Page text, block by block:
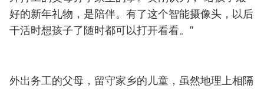
好的新年礼物，是陪伴。有了这个智能摄像头，以后
干活时想孩子了随时都可以打开看看。”
外出务工的父母，留守家乡的儿童，虽然地理上相隔